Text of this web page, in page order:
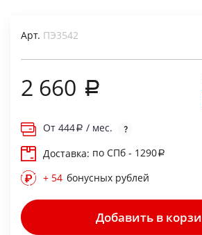
Арт. ПЭ3542
2 660
От 444
/ мес.
Доставка: по СПб - 1290
+ 54 бонусных рублей
Добавить в